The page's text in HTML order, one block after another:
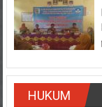
HUKUM